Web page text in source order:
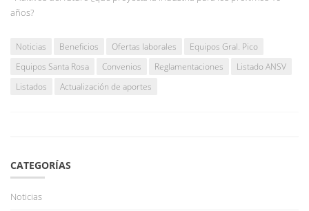
años?
Noticias Beneficios Ofertas laborales
Equipos Gral. Pico
Equipos Santa Rosa
Convenios Reglamentaciones
Listado ANSV
Listados
Actualización de aportes
CATEGORÍAS
Noticias